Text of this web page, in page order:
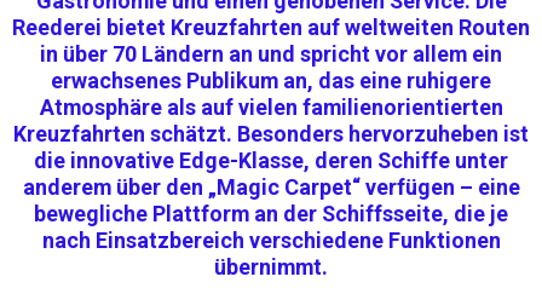
Reederei bietet Kreuzfahrten auf weltweiten Routen
in über 70 Ländern an und spricht vor allem ein
erwachsenes Publikum an, das eine ruhigere
Atmosphäre als auf vielen familienorientierten
Kreuzfahrten schätzt. Besonders hervorzuheben ist
die innovative Edge-Klasse, deren Schiffe unter
anderem über den „Magic Carpet“ verfügen – eine
bewegliche Plattform an der Schiffsseite, die je
nach Einsatzbereich verschiedene Funktionen
übernimmt.